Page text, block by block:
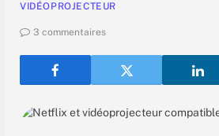
VIDÉOPROJECTEUR
3 commentaires